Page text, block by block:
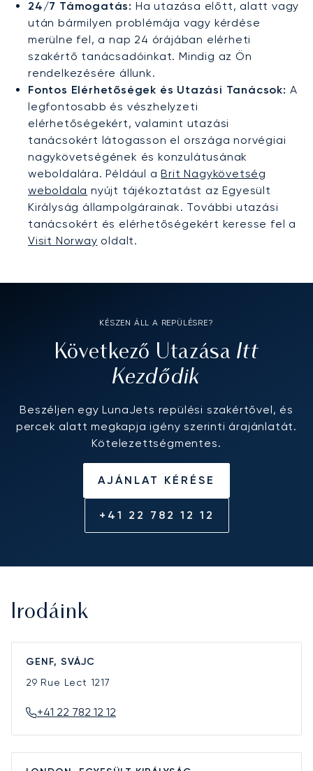
24/7 Támogatás: Ha utazása előtt, alatt vagy
után bármilyen problémája vagy kérdése
merülne fel, a nap 24 órájában elérheti
szakértő tanácsadóinkat. Mindig az Ön
rendelkezésére állunk.
Fontos Elérhetőségek és Utazási Tanácsok: A
legfontosabb és vészhelyzeti
elérhetőségekért, valamint utazási
tanácsokért látogasson el országa norvégiai
nagykövetségének és konzulátusának
weboldalára. Például aBrit Nagykövetség
weboldala nyújt tájékoztatást az Egyesült
Királyság állampolgárainak. További utazási
tanácsokért és elérhetőségekért keresse fel a
Visit Norway oldalt.
KÉSZEN ÁLL A REPÜLÉSRE?
Következő Utazása Itt
Kezdődik
Beszéljen egy LunaJets repülési szakértővel, és
percek alatt megkapja igény szerinti árajánlatát.
Kötelezettségmentes.
AJÁNLAT KÉRÉSE
+41 22 782 12 12
Irodáink
GENF, SVÁJC
29 Rue Lect 1217
+41 22 782 12 12